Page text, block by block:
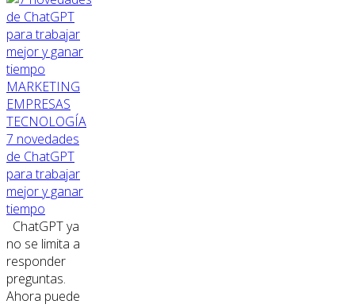
MARKETING
EMPRESAS
TECNOLOGÍA
7 novedades
de ChatGPT
para trabajar
mejor y ganar
tiempo
ChatGPT ya
no se limita a
responder
preguntas.
Ahora puede